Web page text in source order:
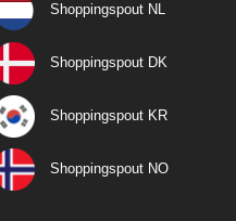
Shoppingspout NL
Shoppingspout DK
Shoppingspout KR
Shoppingspout NO